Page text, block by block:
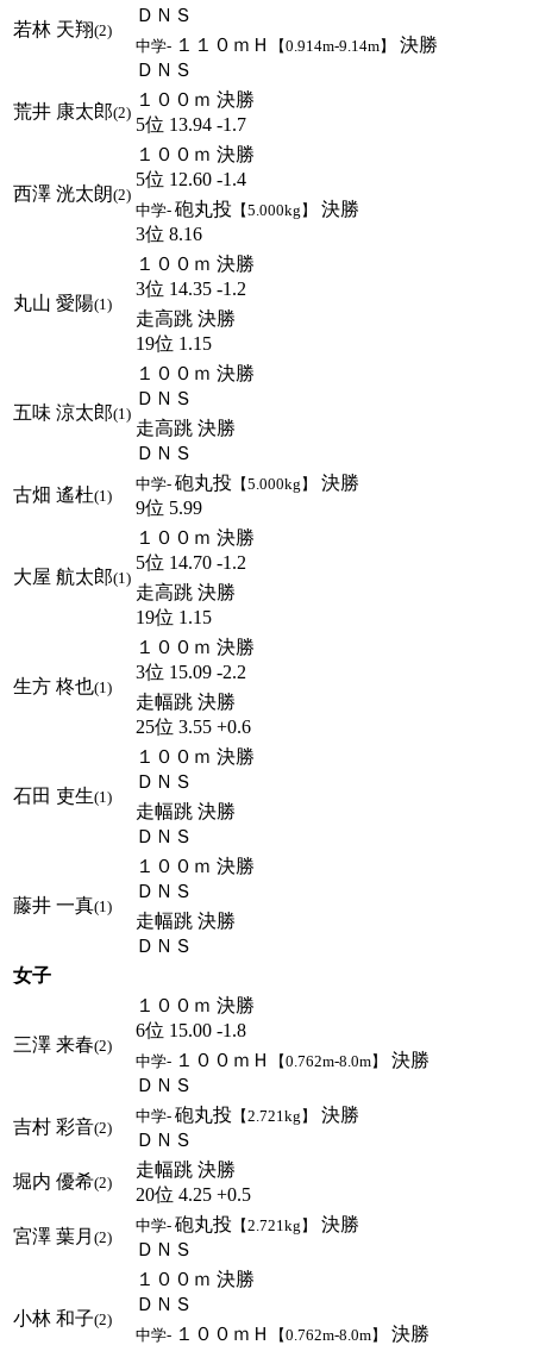
若林 天翔(2)
ＤＮＳ
中学- １１０ｍＨ 【0.914m-9.14m】
決勝
ＤＮＳ
荒井 康太郎(2)
１００ｍ 決勝
5位 13.94 -1.7
西澤 洸太朗(2)
１００ｍ 決勝
5位 12.60 -1.4
中学- 砲丸投 【5.000kg】
決勝
3位 8.16
丸山 愛陽(1)
１００ｍ 決勝
3位 14.35 -1.2
走高跳 決勝
19位 1.15
五味 涼太郎(1)
１００ｍ 決勝
ＤＮＳ
走高跳 決勝
ＤＮＳ
古畑 遙杜(1)
中学- 砲丸投 【5.000kg】
決勝
9位 5.99
大屋 航太郎(1)
１００ｍ 決勝
5位 14.70 -1.2
走高跳 決勝
19位 1.15
生方 柊也(1)
１００ｍ 決勝
3位 15.09 -2.2
走幅跳 決勝
25位 3.55 +0.6
石田 吏生(1)
１００ｍ 決勝
ＤＮＳ
走幅跳 決勝
ＤＮＳ
藤井 一真(1)
１００ｍ 決勝
ＤＮＳ
走幅跳 決勝
ＤＮＳ
女子
三澤 来春(2)
１００ｍ 決勝
6位 15.00 -1.8
中学- １００ｍＨ 【0.762m-8.0m】
決勝
ＤＮＳ
吉村 彩音(2)
中学- 砲丸投 【2.721kg】
決勝
ＤＮＳ
堀内 優希(2)
走幅跳 決勝
20位 4.25 +0.5
宮澤 葉月 (2)
中学- 砲丸投 【2.721kg】
決勝
ＤＮＳ
小林 和子(2)
１００ｍ 決勝
ＤＮＳ
中学- １００ｍＨ 【0.762m-8.0m】
決勝